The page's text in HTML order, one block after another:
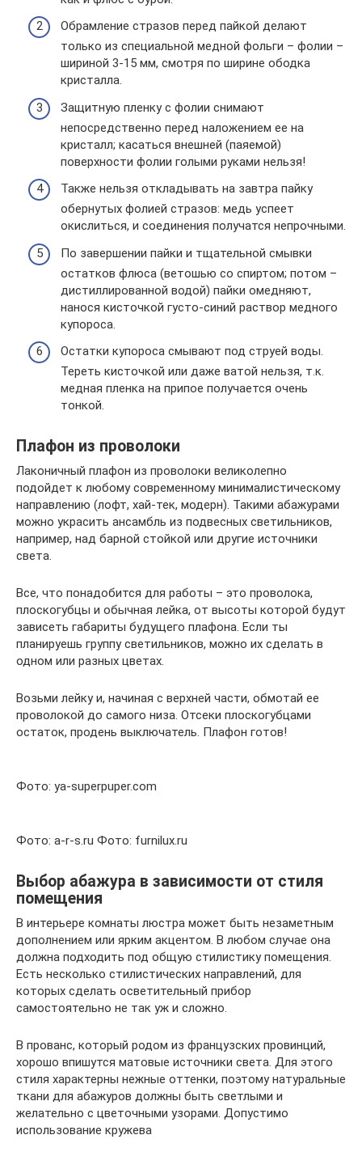
Обрамление стразов перед пайкой делают
только из специальной медной фольги – фолии –
шириной 3-15 мм, смотря по ширине ободка
кристалла.
Защитную пленку с фолии снимают
непосредственно перед наложением ее на
кристалл; касаться внешней (паяемой)
поверхности фолии голыми руками нельзя!
Также нельзя откладывать на завтра пайку
обернутых фолией стразов: медь успеет
окислиться, и соединения получатся непрочными.
По завершении пайки и тщательной смывки
остатков флюса (ветошью со спиртом; потом –
дистиллированной водой) пайки омедняют,
нанося кисточкой густо-синий раствор медного
купороса.
Остатки купороса смывают под струей воды.
Тереть кисточкой или даже ватой нельзя, т.к.
медная пленка на припое получается очень
тонкой.
Плафон из проволоки
Лаконичный плафон из проволоки великолепно
подойдет к любому современному минималистическому
направлению (лофт, хай-тек, модерн). Такими абажурами
можно украсить ансамбль из подвесных светильников,
например, над барной стойкой или другие источники
света.
Все, что понадобится для работы – это проволока,
плоскогубцы и обычная лейка, от высоты которой будут
зависеть габариты будущего плафона. Если ты
планируешь группу светильников, можно их сделать в
одном или разных цветах.
Возьми лейку и, начиная с верхней части, обмотай ее
проволокой до самого низа. Отсеки плоскогубцами
остаток, продень выключатель. Плафон готов!
Фото: ya-superpuper.com
Фото: a-r-s.ru Фото: furnilux.ru
Выбор абажура в зависимости от стиля
помещения
В интерьере комнаты люстра может быть незаметным
дополнением или ярким акцентом. В любом случае она
должна подходить под общую стилистику помещения.
Есть несколько стилистических направлений, для
которых сделать осветительный прибор
самостоятельно не так уж и сложно.
В прованс, который родом из французских провинций,
хорошо впишутся матовые источники света. Для этого
стиля характерны нежные оттенки, поэтому натуральные
ткани для абажуров должны быть светлыми и
желательно с цветочными узорами. Допустимо
использование кружева